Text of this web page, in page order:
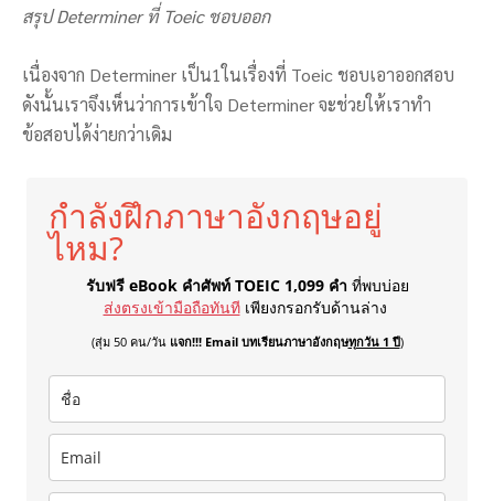
สรุป Determiner ที่ Toeic ชอบออก
เนื่องจาก Determiner เป็น1ในเรื่องที่ Toeic ชอบเอาออกสอบ
ดังนั้นเราจึงเห็นว่าการเข้าใจ Determiner จะช่วยให้เราทำ
ข้อสอบได้ง่ายกว่าเดิม
กำลังฝึกภาษาอังกฤษอยู่
ไหม?
รับฟรี eBook คำศัพท์ TOEIC 1,099 คำ ที่พบบ่อย
ส่งตรงเข้ามือถือทันที เพียงกรอกรับด้านล่าง
(สุ่ม 50 คน/วัน แจก!!! Email บทเรียนภาษาอังกฤษทุกวัน 1 ปี)